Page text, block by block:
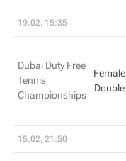
19.02, 15:35
Dubai Duty Free
Tennis
Championships
Female
Double
15.02, 21:50